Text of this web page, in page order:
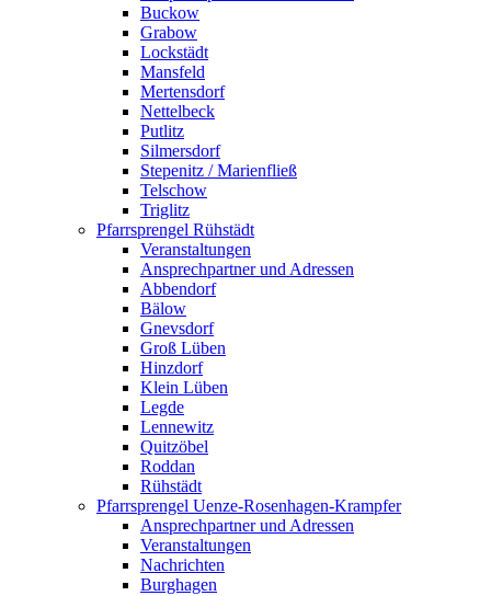
Buckow
Grabow
Lockstädt
Mansfeld
Mertensdorf
Nettelbeck
Putlitz
Silmersdorf
Stepenitz / Marienfließ
Telschow
Triglitz
Pfarrsprengel Rühstädt
Veranstaltungen
Ansprechpartner und Adressen
Abbendorf
Bälow
Gnevsdorf
Groß Lüben
Hinzdorf
Klein Lüben
Legde
Lennewitz
Quitzöbel
Roddan
Rühstädt
Pfarrsprengel Uenze-Rosenhagen-Krampfer
Ansprechpartner und Adressen
Veranstaltungen
Nachrichten
Burghagen